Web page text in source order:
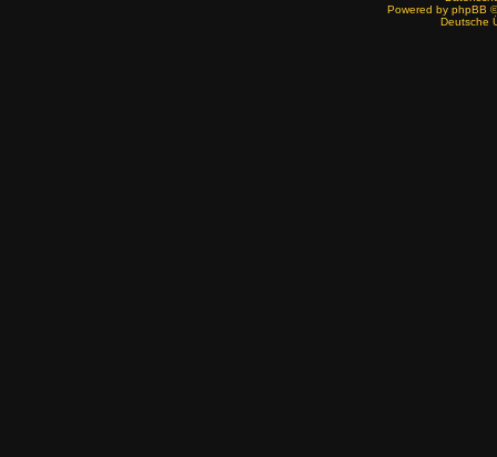
Powered by phpBB
Deutsche